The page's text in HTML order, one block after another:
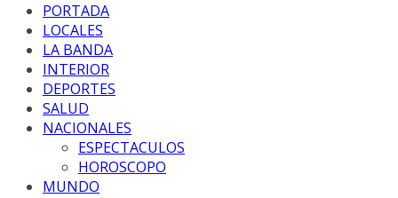
PORTADA
LOCALES
LA BANDA
INTERIOR
DEPORTES
SALUD
NACIONALES
ESPECTACULOS
HOROSCOPO
MUNDO